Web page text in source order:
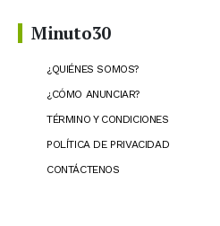
Minuto30
¿QUIÉNES SOMOS?
¿CÓMO ANUNCIAR?
TÉRMINO Y CONDICIONES
POLÍTICA DE PRIVACIDAD
CONTÁCTENOS